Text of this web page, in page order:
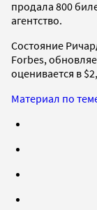
продала 800
агентство.
Состояние
Forbes,
оценивается в
Материал по